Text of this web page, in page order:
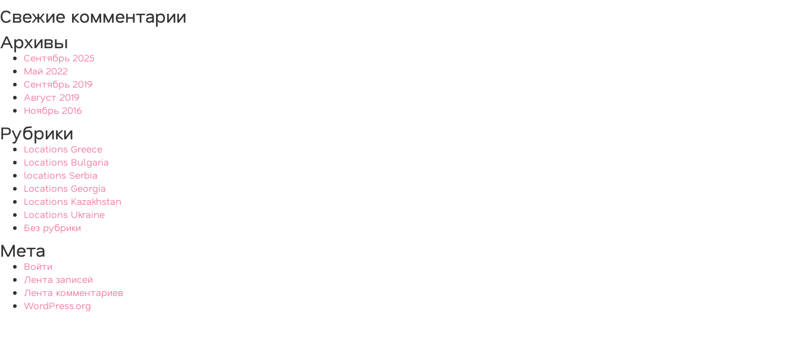
Свежие комментарии
Архивы
Сентябрь 2025
Май 2022
Сентябрь 2019
Август 2019
Ноябрь 2016
Рубрики
Locations Greece
Locations Bulgaria
locations Serbia
Locations Georgia
Locations Kazakhstan
Locations Ukraine
Без рубрики
Мета
Войти
Лента записей
Лента комментариев
WordPress.org